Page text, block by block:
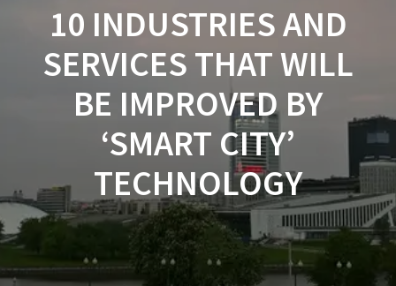
10 INDUSTRIES AND
SERVICES THAT WILL
BE IMPROVED BY
‘SMART CITY’
TECHNOLOGY